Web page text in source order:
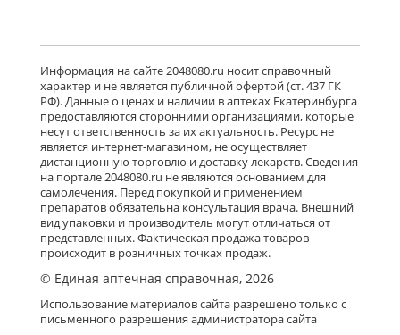
Информация на сайте 2048080.ru носит справочный
характер и не является публичной офертой (ст. 437 ГК
РФ). Данные о ценах и наличии в аптеках Екатеринбурга
предоставляются сторонними организациями, которые
несут ответственность за их актуальность. Ресурс не
является интернет-магазином, не осуществляет
дистанционную торговлю и доставку лекарств. Сведения
на портале 2048080.ru не являются основанием для
самолечения. Перед покупкой и применением
препаратов обязательна консультация врача. Внешний
вид упаковки и производитель могут отличаться от
представленных. Фактическая продажа товаров
происходит в розничных точках продаж.
© Единая аптечная справочная, 2026
Использование материалов сайта разрешено только с
письменного разрешения администратора сайта